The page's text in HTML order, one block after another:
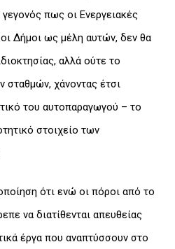
γεγονός πως οι Ενεργειακές
Δήμοι ως μέλη αυτών, δεν θα
αλλά ούτε το
σταθμών, χάνοντας έτσι
του αυτοπαραγωγού – το
στοιχείο των
ότι ενώ οι πόροι από το
να διατίθενται απευθείας
έργα που αναπτύσσουν στο